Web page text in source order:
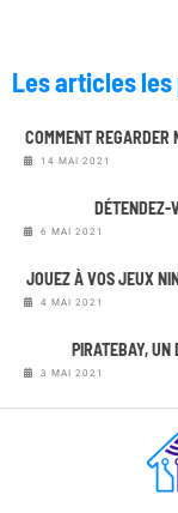
Les articles les
COMMENT
14 MAI 2021
DÉTENDEZ-
6 MAI 2021
JOUEZ À VOS JEUX
4 MAI 2021
PIRATEBAY, UN
3 MAI 2021